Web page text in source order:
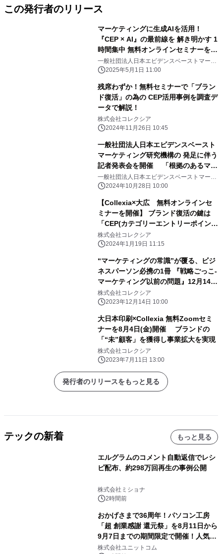
この発行者のリリース
マーケティングに生成AIを活用！
『CEP × AI』の最前線を 解き明かす 1
時間集中 無料オンラインセミナーを
5/26(月)に開催
一般社団法人日本エビデンスベーストマーケ
ティング研究機構
2025年5月1日 11:00
残席わずか！無料セミナーで「ブラン
ド復活」の為の CEP活用事例を調査デ
ータで解説！
株式会社コレクシア
2024年11月26日 10:45
一般社団法人日本エビデンスベースト
マーケティング研究機構の 発足に伴う
記者発表会を開催 「根拠のあるマー
ケティング」をけん引、啓蒙すること
を目指す
一般社団法人日本エビデンスベーストマーケ
ティング研究機構
2024年10月28日 10:00
【Collexia×大広 無料オンラインセ
ミナーを開催】 ブランド復活の鍵は
「CEP(カテゴリーエントリーポイン
ト)」に あった！ ～CEP活用で“未顧
客”を獲得する～
株式会社コレクシア
2024年1月19日 11:15
“マーケティングの常識”が覆る、ビジ
ネスパーソン必携の1冊 『戦略ごっこ-
マーケティング以前の問題』12月14日
(木)発売
株式会社コレクシア
2023年12月14日 10:00
大日本印刷×Collexia 無料Zoomセミ
ナーを8月4日(金)開催 ブランドの
「“未”顧客」を獲得し事業拡大を実現
株式会社コレクシア
2023年7月11日 13:00
発行者のリリースをもっと見る
テックの新着 もっと見る
エルグラムのコメント自動返信でレシ
ピ配布、約298万回再生の事例公開
株式会社ミショナ
2時間前
おかげさまで36周年！パソコン工房
「超 創業感謝 還元祭」を8月11日から
9月7日までの期間限定で開催！人気の
ゲーミングPCや高性能ノートPCなど
株式会社ユニットコム